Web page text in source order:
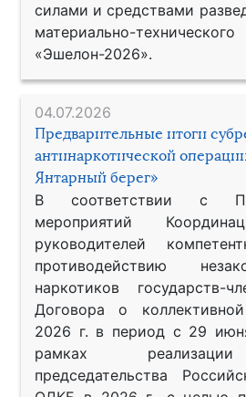
силами и средствами
материально-
«Эшелон-2026».
04.07.2026
Предварительные итоги
антинаркотической
Янтарный берег»
В соответствии с
мероприятий
руководителей
противодействию
наркотиков государств-
Договора о
2026 г. в период с 29
рамках
председательства